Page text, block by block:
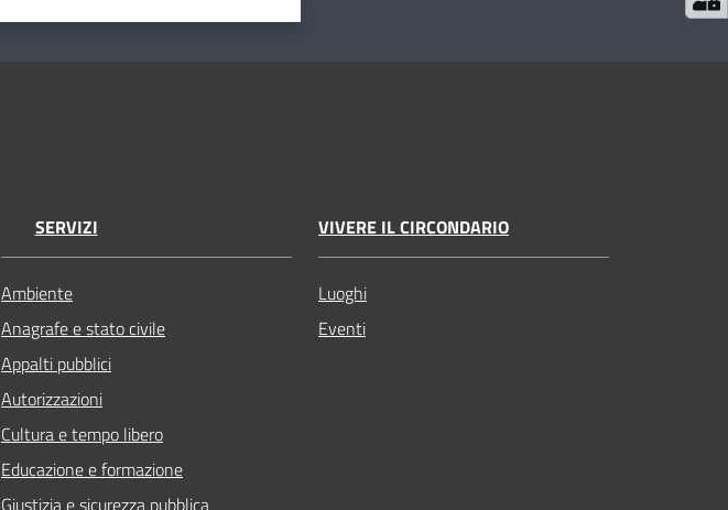
SERVIZI
Ambiente
Anagrafe e stato civile
Appalti pubblici
Autorizzazioni
Cultura e tempo libero
Educazione e formazione
VIVERE IL CIRCONDARIO
Luoghi
Eventi